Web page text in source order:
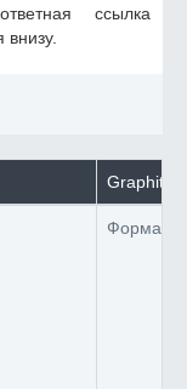
ссылка
внизу.
Graphite
Формат